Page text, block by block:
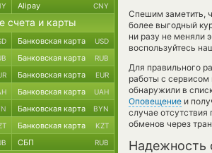
Спешим заметить,
более выгодный
ни разу не меняли
воспользуйтесь
Для правильного
работы с
обнаружили в
Оповещение и
случае
обменов через
Надежность
Alipay CNY
счета и карты
Банковская карта USD
Банковская карта RUB
Банковская карта EUR
Банковская карта UAH
Банковская карта BYN
Банковская карта KZT
СБП RUB